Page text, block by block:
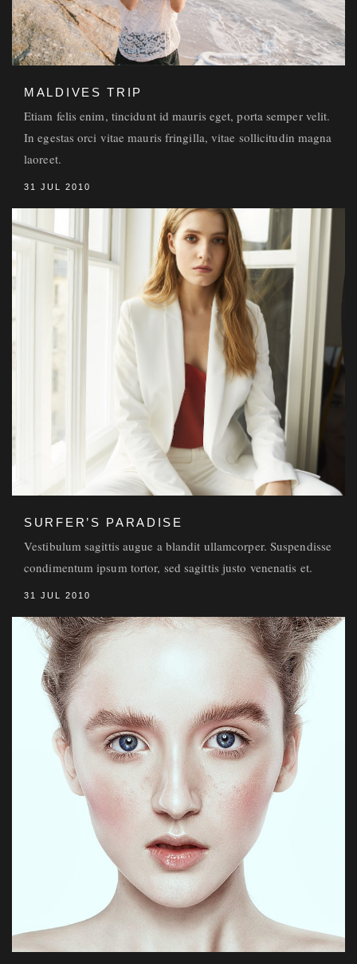
MALDIVES TRIP
Etiam felis enim, tincidunt id mauris eget, porta semper velit.
In egestas orci vitae mauris fringilla, vitae sollicitudin magna
laoreet.
31 JUL 2010
SURFER’S PARADISE
Vestibulum sagittis augue a blandit ullamcorper. Suspendisse
condimentum ipsum tortor, sed sagittis justo venenatis et.
31 JUL 2010